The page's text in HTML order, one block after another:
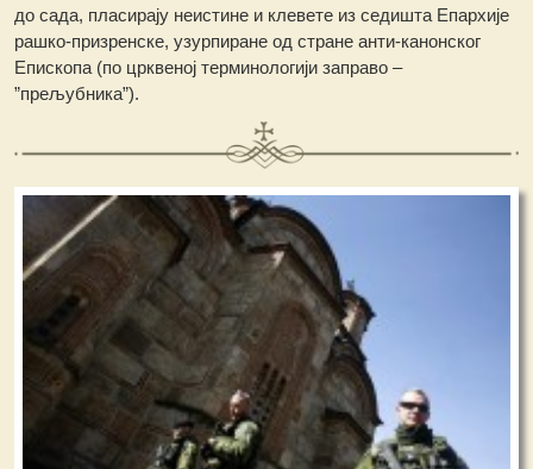
до сада, пласирају неистине и клевете из седишта Епархије
рашко-призренске, узурпиране од стране анти-канонског
Епископа (по црквеној терминологији заправо –
”прељубника”).